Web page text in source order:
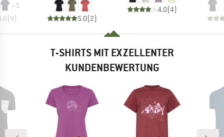
+5
(9) 5.0(2)
4.0(4)
T-SHIRTS MIT EXZELLENTER
KUNDENBEWERTUNG